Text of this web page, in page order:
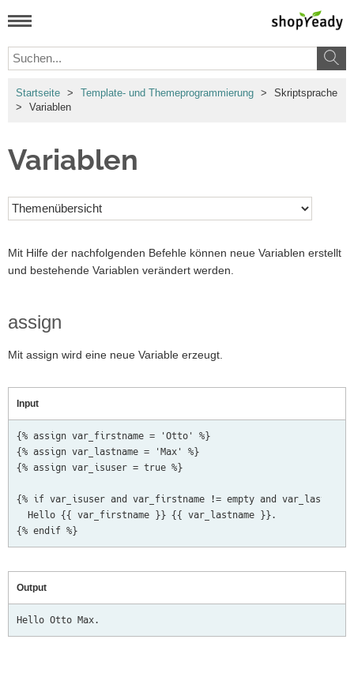
Startseite > Template- und Themeprogrammierung >
Skriptsprache
>
Variablen
Variablen
Mit Hilfe der nachfolgenden Befehle können neue Variablen erstellt
und bestehende Variablen verändert werden.
assign
Mit assign wird eine neue Variable erzeugt.
Input
{% assign var_firstname = 'Otto' %}
{% assign var_lastname = 'Max' %}
{% assign var_isuser = true %}
{% if var_isuser and var_firstname != empty and var_lastname
Hello {{ var_firstname }} {{ var_lastname }}.
Output